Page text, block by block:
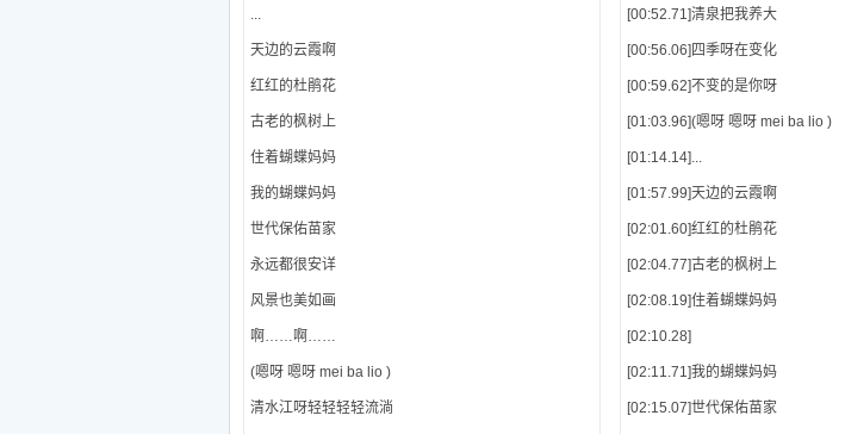
...
天边的云霞啊
红红的杜鹃花
古老的枫树上
住着蝴蝶妈妈
我的蝴蝶妈妈
世代保佑苗家
永远都很安详
风景也美如画
啊……啊……
(嗯呀 嗯呀 mei ba lio )
清水江呀轻轻轻轻流淌
[00:52.71]清泉把我养大
[00:56.06]四季呀在变化
[00:59.62]不变的是你呀
[01:03.96](嗯呀 嗯呀 mei ba lio )
[01:14.14]...
[01:57.99]天边的云霞啊
[02:01.60]红红的杜鹃花
[02:04.77]古老的枫树上
[02:08.19]住着蝴蝶妈妈
[02:10.28]
[02:11.71]我的蝴蝶妈妈
[02:15.07]世代保佑苗家